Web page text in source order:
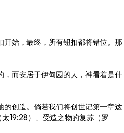
始，最终，所有钮扣都将错位。那
，而安居于伊甸园的人，神看着是什
的创造。倘若我们将创世记第一章这
19:28）、受造之物的复苏（罗